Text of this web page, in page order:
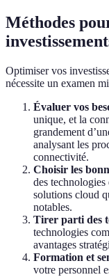
Méthodes
Optimiser vos
nécessite un examen
Évaluer vos
unique, et la
grandement
analysant les
connectivité.
Choisir les
des
solutions cloud
notables.
Tirer parti des
technologies
avantages
Formation et
votre personnel